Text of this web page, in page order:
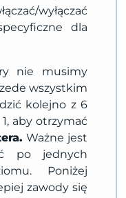
wyłączać
dla
nie musimy
wszystkim
kolejno z 6
aby otrzymać
Ważne jest
po jednych
Poniżej
zawody się